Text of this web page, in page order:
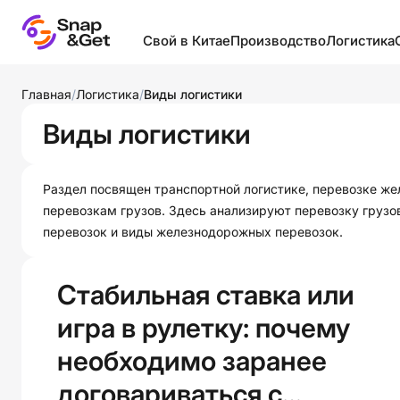
Свой в Китае
Образование в Китае
Полезное
Производство
Классификации товаров
посредники
Производство в разных
странах
провинций Китая
Логистика
Склады
Упаковка
Главная/Логистика/Виды логистики
Виды логистики
Раздел посвящен транспортной логистике, перевозке
перевозкам грузов. Здесь анализируют перевозку
перевозок и виды железнодорожных перевозок.
Стабильная ставка или
игра в рулетку: почему
необходимо заранее